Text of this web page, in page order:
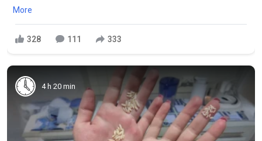
More
328 111 333
4 h 20 min